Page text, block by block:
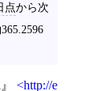
点から次
http://e